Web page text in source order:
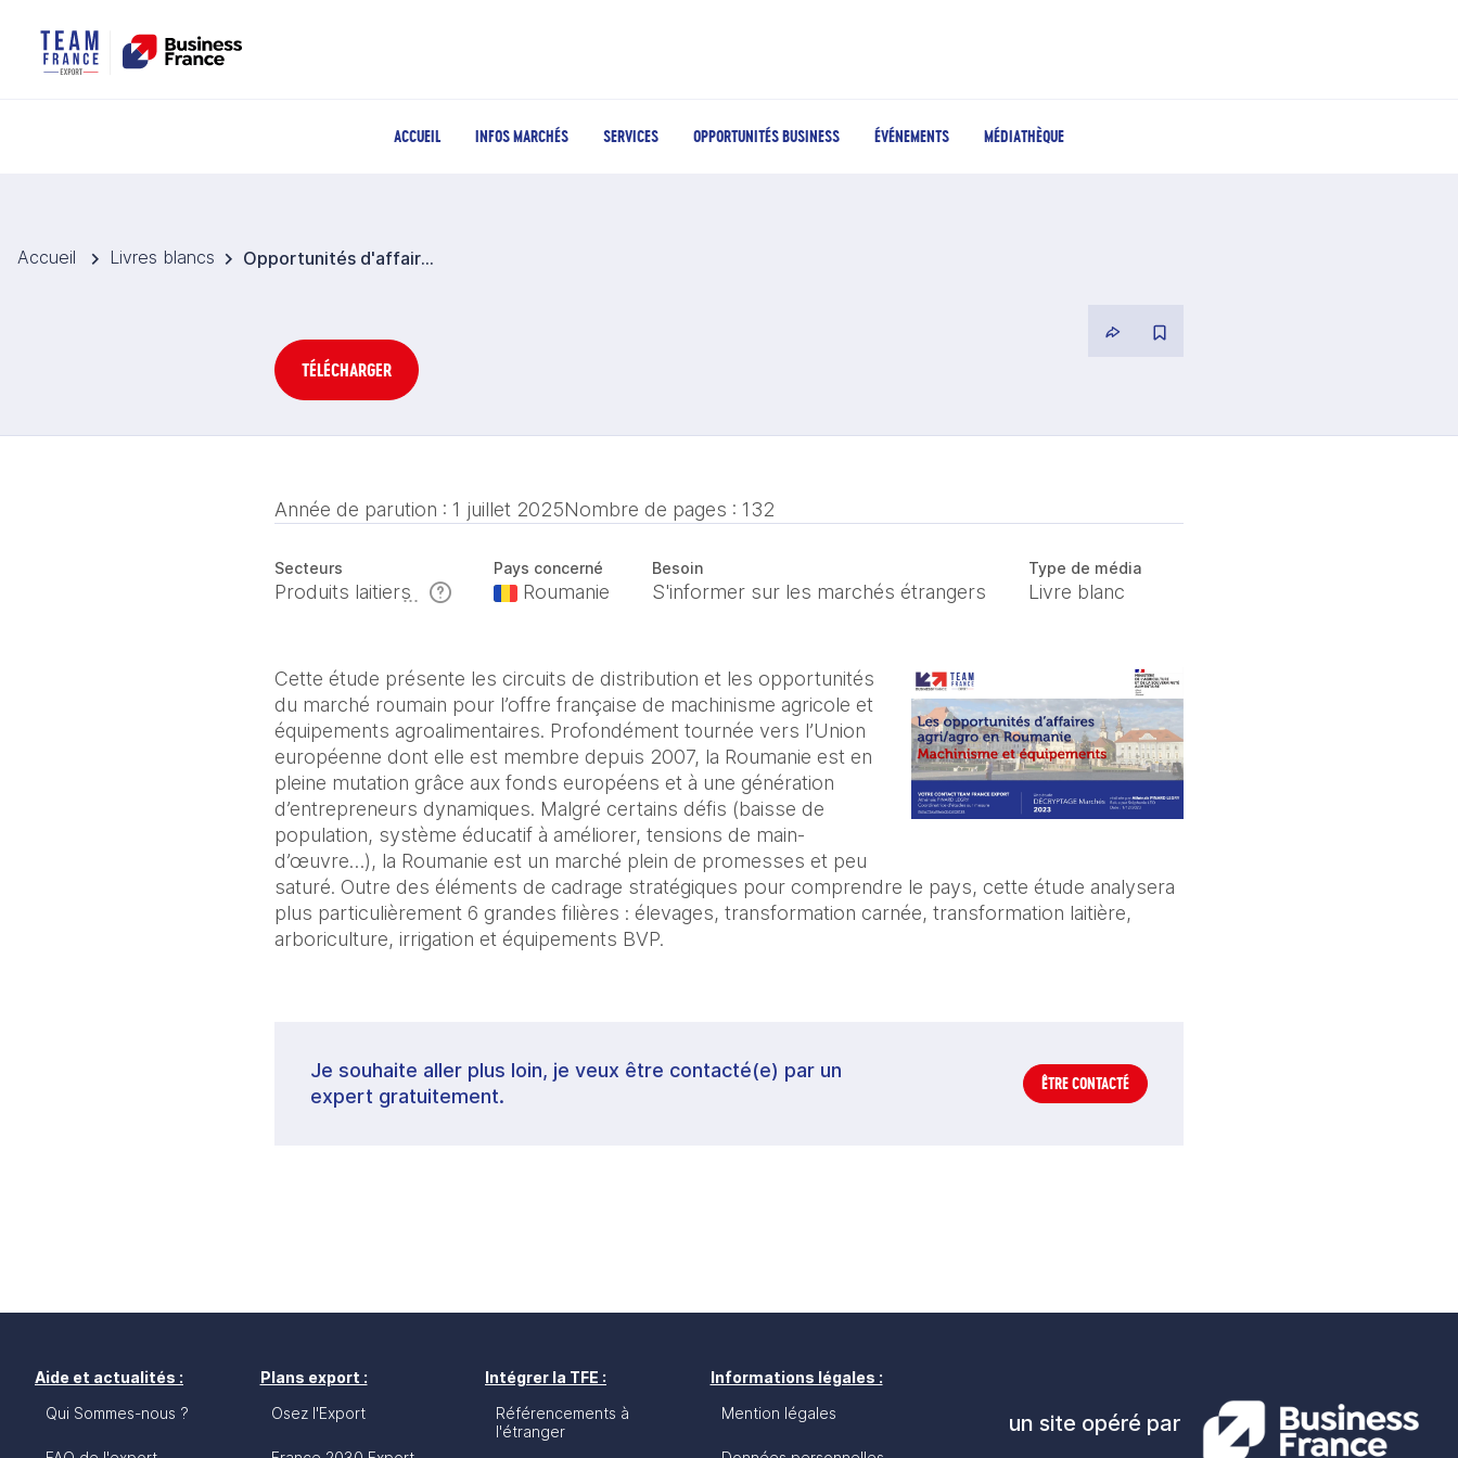
ACCUEIL INFOS MARCHÉS SERVICES OPPORTUNITÉS BUSINESS ÉVÉNEMENTS MÉDIATHÈQUE
Accueil Livres blancs Opportunités d'affaires agricoles et agroalimentaires : machinisme et équipements en Roumanie (2023)
TÉLÉCHARGER
Année de parution : 1 juillet 2025Nombre de pages : 132
Secteurs
Produits laitiers
Pays concerné
Roumanie
Besoin
S'informer sur les marchés étrangers
Type de média
Livre blanc
Cette étude présente les circuits de distribution et les opportunités
du marché roumain pour l’offre française de machinisme agricole et
équipements agroalimentaires. Profondément tournée vers l’Union
européenne dont elle est membre depuis 2007, la Roumanie est en
pleine mutation grâce aux fonds européens et à une génération
d’entrepreneurs dynamiques. Malgré certains défis (baisse de
population, système éducatif à améliorer, tensions de main-
d’œuvre…), la Roumanie est un marché plein de promesses et peu
saturé. Outre des éléments de cadrage stratégiques pour comprendre le pays, cette étude analysera
plus particulièrement 6 grandes filières : élevages, transformation carnée, transformation laitière,
arboriculture, irrigation et équipements BVP.
Je souhaite aller plus loin, je veux être contacté(e) par un
expert gratuitement.
ÊTRE CONTACTÉ
Aide et actualités :
Qui Sommes-nous ?
Plans export :
Osez l'Export
Intégrer la TFE :
Référencements à
l'étranger
Informations légales :
Mention légales
un site opéré par